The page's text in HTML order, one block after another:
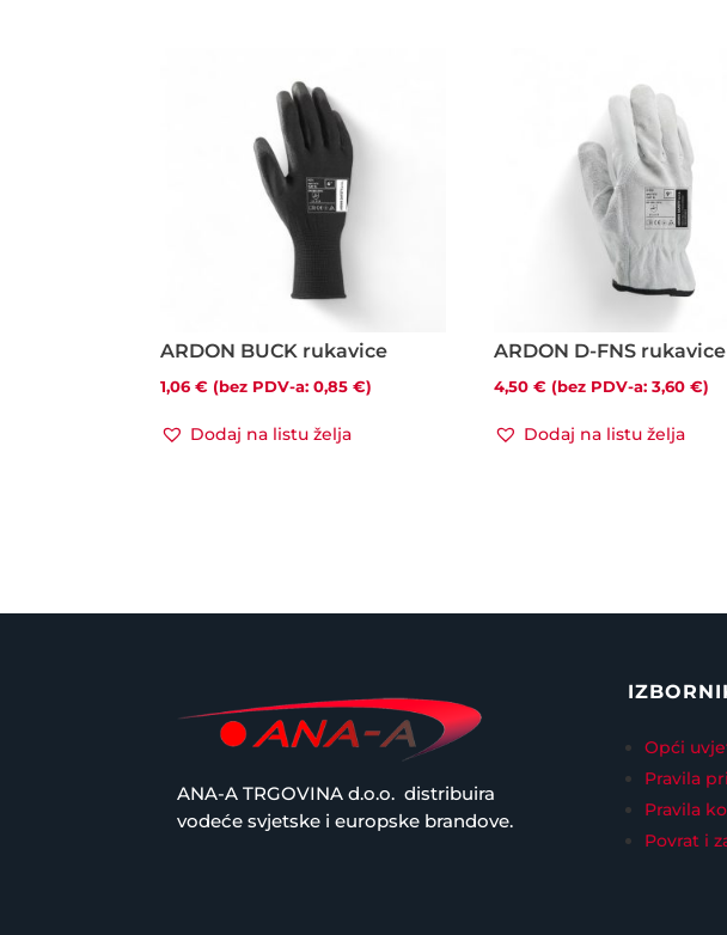
ARDON BUCK rukavice
1,06€ (bez PDV-a:0,85€)
Dodaj na listu želja
ARDON D-FNS rukavice
4,50€ (bez PDV-a:3,60€)
Dodaj na listu želja
ANA-A TRGOVINA d.o.o. distribuira
vodeće svjetske i europske brandove.
Opći
Pravila
Pravila
Povrat i